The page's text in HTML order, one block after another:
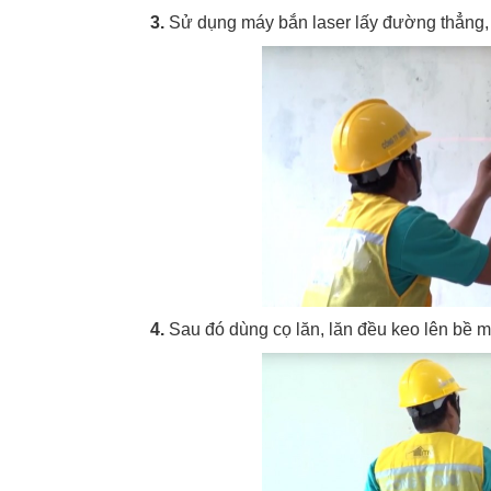
3. Sử dụng máy bắn laser lấy đường
4. Sau đó dùng cọ lăn, lăn đều keo lên bề